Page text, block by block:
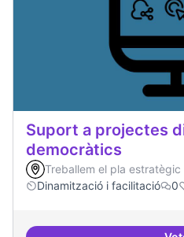
Suport a projectes
democràtics
Treballem el pla estratègic
Dinamització i facilitació
0